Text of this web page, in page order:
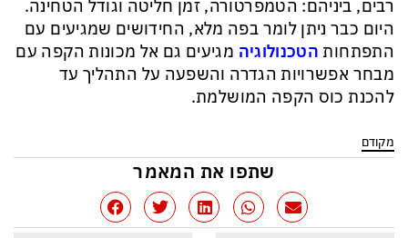
רבים, ביניהם: הטמפרטורה, זמן חליטה וגודל הטחינה.
היום כבר ניתן לומר בפה מלא, החידושים שמגיעים עם
התפתחות הטכנולוגיה מגיעים גם אל מכונות הקפה עם
מבחר אפשרויות הגדרה והשפעה על התהליך עד
להכנת כוס הקפה המושלמת.
מקודם
שתפו את המאמר